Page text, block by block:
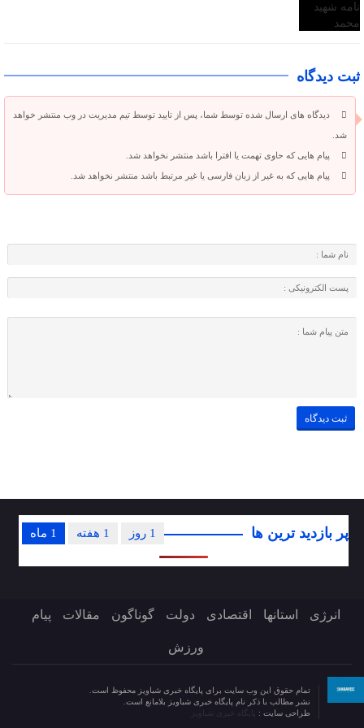
ثبت دیدگاه
دیدگاه های ارسال شده توسط شما، پس از تایید توسط تیم مدیریت در وب منتشر خواهد
شد.
پیام هایی که حاوی تهمت یا افترا باشد منتشر نخواهد شد.
پیام هایی که به غیر از زبان فارسی یا غیر مرتبط باشد منتشر نخواهد شد.
پر بازدید ترین ها 1 ماه 1 هفته 1 روز
انرژی استانها اقتصادی دولت گوناگون مقالات پیام
ورزش
تمام حقوق این وب سایت برای پایگاه خبری شباویز محفوظ است.
نشر مطالب با ذکر نام پایگاه خبری شباویز بلامانع است.
طراحی سایت :